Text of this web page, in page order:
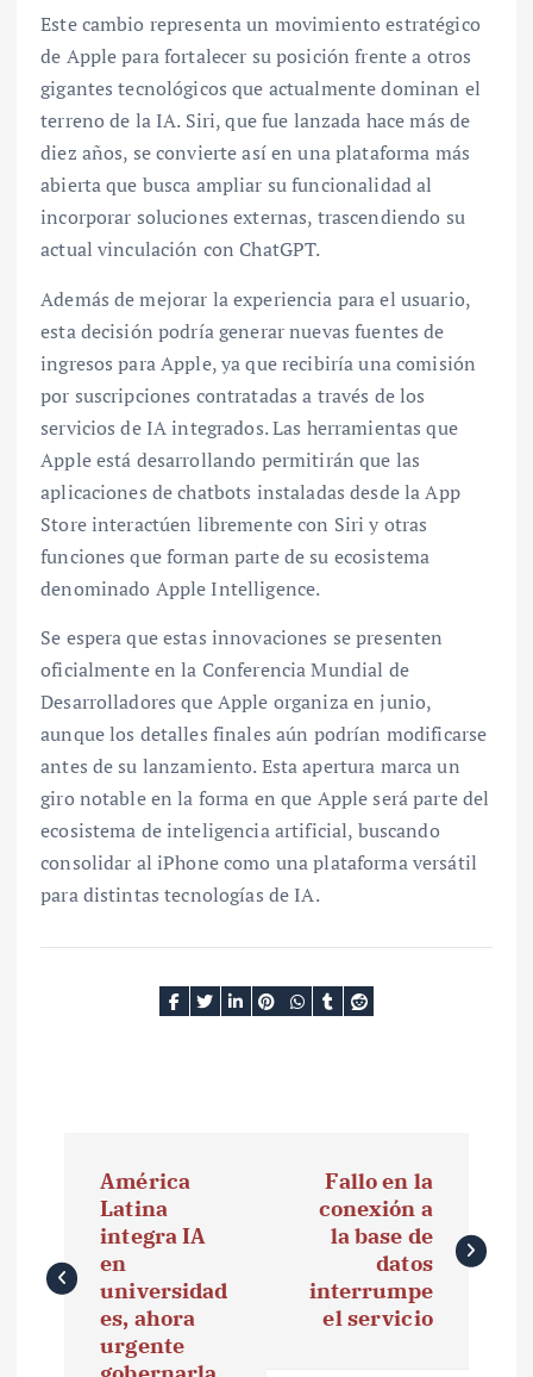
Este cambio representa un movimiento estratégico
de Apple para fortalecer su posición frente a otros
gigantes tecnológicos que actualmente dominan el
terreno de la IA. Siri, que fue lanzada hace más de
diez años, se convierte así en una plataforma más
abierta que busca ampliar su funcionalidad al
incorporar soluciones externas, trascendiendo su
actual vinculación con ChatGPT.
Además de mejorar la experiencia para el usuario,
esta decisión podría generar nuevas fuentes de
ingresos para Apple, ya que recibiría una comisión
por suscripciones contratadas a través de los
servicios de IA integrados. Las herramientas que
Apple está desarrollando permitirán que las
aplicaciones de chatbots instaladas desde la App
Store interactúen libremente con Siri y otras
funciones que forman parte de su ecosistema
denominado Apple Intelligence.
Se espera que estas innovaciones se presenten
oficialmente en la Conferencia Mundial de
Desarrolladores que Apple organiza en junio,
aunque los detalles finales aún podrían modificarse
antes de su lanzamiento. Esta apertura marca un
giro notable en la forma en que Apple será parte del
ecosistema de inteligencia artificial, buscando
consolidar al iPhone como una plataforma versátil
para distintas tecnologías de IA.
v
e
América
Latina
integra IA
en
universidad
es, ahora
urgente
Fallo en la
conexión a
la base de
datos
interrumpe
el servicio